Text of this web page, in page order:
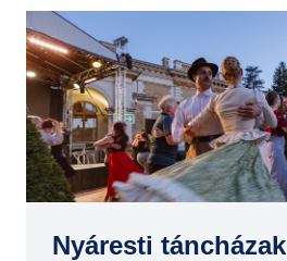
GYIK
Nyáresti táncházak